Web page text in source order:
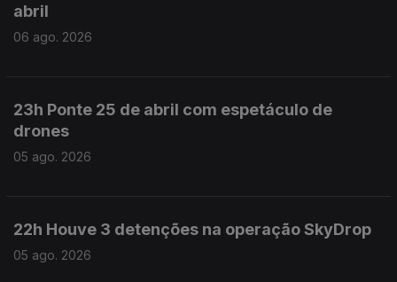
abril
06 ago. 2026
23h Ponte 25 de abril com espetáculo de
drones
05 ago. 2026
22h Houve 3 detenções na operação SkyDrop
05 ago. 2026